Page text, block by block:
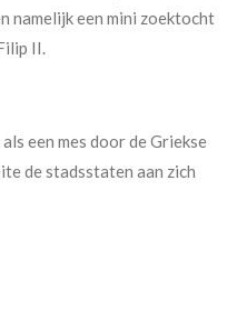
namelijk een mini zoektocht
II.
een mes door de Griekse
de stadsstaten aan zich